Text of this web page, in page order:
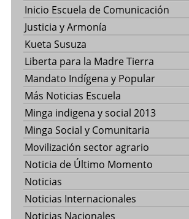
Inicio Escuela de Comunicación
Justicia y Armonía
Kueta Susuza
Liberta para la Madre Tierra
Mandato Indígena y Popular
Más Noticias Escuela
Minga indigena y social 2013
Minga Social y Comunitaria
Movilización sector agrario
Noticia de Último Momento
Noticias
Noticias Internacionales
Noticias Nacionales